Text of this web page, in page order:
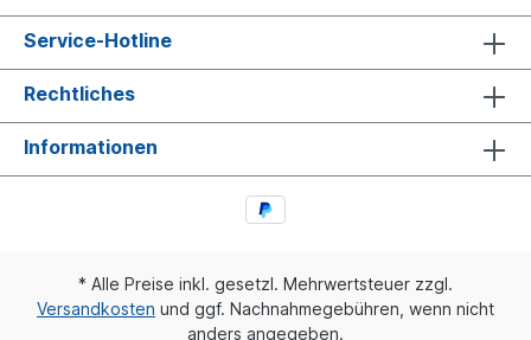
Service-Hotline
Rechtliches
Informationen
* Alle Preise inkl. gesetzl. Mehrwertsteuer zzgl.
Versandkosten und ggf. Nachnahmegebühren, wenn nicht
anders angegeben.